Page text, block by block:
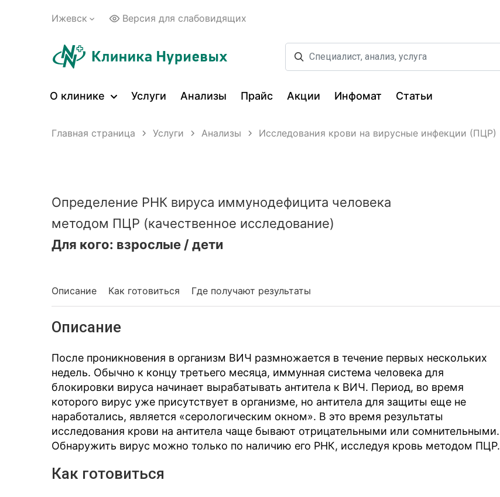
Ижевск Версия для слабовидящих
О клинике Услуги Анализы Прайс Акции Инфомат Статьи
Главная страница Услуги Анализы Исследования крови на вирусные инфекции (ПЦР)
Определение РНК вируса иммунодефицита человека
методом ПЦР (качественное исследование)
Для кого: взрослые / дети
Описание Как готовиться Где получают результаты
Описание
После проникновения в организм ВИЧ размножается в течение первых нескольких
недель. Обычно к концу третьего месяца, иммунная система человека для
блокировки вируса начинает вырабатывать антитела к ВИЧ. Период, во время
которого вирус уже присутствует в организме, но антитела для защиты еще не
наработались, является «серологическим окном». В это время результаты
исследования крови на антитела чаще бывают отрицательными или сомнительными.
Обнаружить вирус можно только по наличию его РНК, исследуя кровь методом ПЦР.
Как готовиться